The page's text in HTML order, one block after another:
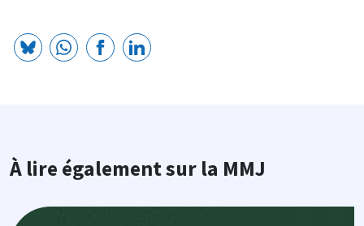
À lire également sur la MMJ
Image